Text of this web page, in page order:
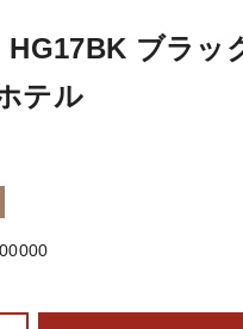
HG17BK ブラ
テル